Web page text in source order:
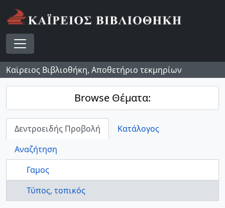
Skip to main content
Toggle navigation
Καϊρειος Βιβλιοθήκη, Αποθετήριο τεκμηρίων
Browse Θέματα:
Δεντροειδής Προβολή
Κατάλογος
Αναζήτηση
Γαμος
Τύπος, τοπικός